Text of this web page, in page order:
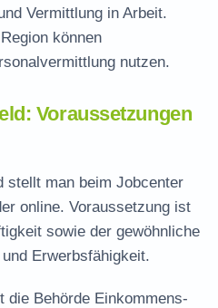
Vermittlung in Arbeit.
können
nutzen.
Voraussetzungen
stellt man beim Jobcenter
online. Voraussetzung ist
sowie der gewöhnliche
Erwerbsfähigkeit.
die Behörde Einkommens-